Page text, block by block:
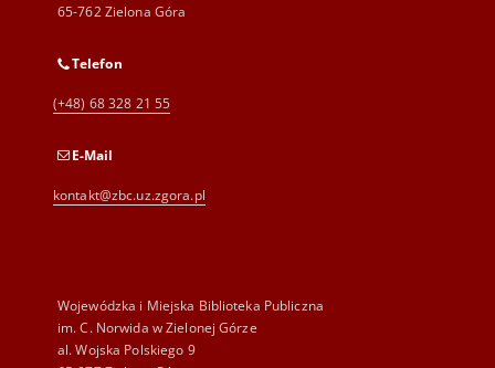
65-762 Zielona Góra
Telefon
(+48) 68 328 21 55
E-Mail
kontakt@zbc.uz.zgora.pl
Wojewódzka i Miejska Biblioteka Publiczna
im. C. Norwida w Zielonej Górze
al. Wojska Polskiego 9